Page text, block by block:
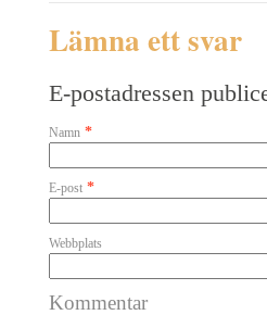
Lämna ett svar
E-postadressen
Namn *
E-post *
Webbplats
Kommentar